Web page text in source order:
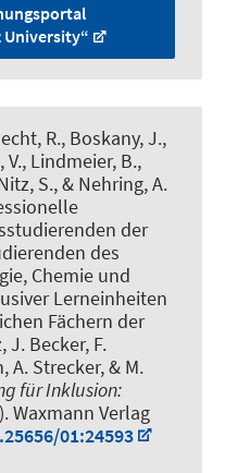
University“
R., Boskany, J.,
V., Lindmeier, B.,
S., & Nehring, A.
der
des
Chemie und
Lerneinheiten
Fächern der
J. Becker, F.
A. Strecker, & M.
für Inklusion:
Waxmann Verlag
01:24593